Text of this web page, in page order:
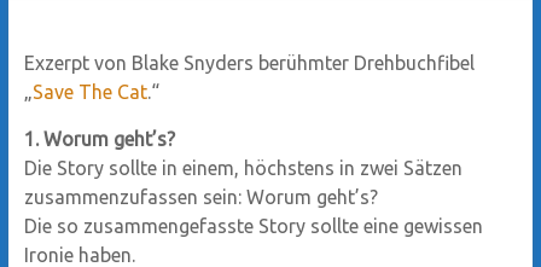
Exzerpt von Blake Snyders berühmter Drehbuchfibel
„Save The Cat.“
1. Worum geht’s?
Die Story sollte in einem, höchstens in zwei Sätzen
zusammenzufassen sein: Worum geht’s?
Die so zusammengefasste Story sollte eine gewissen
Ironie haben.